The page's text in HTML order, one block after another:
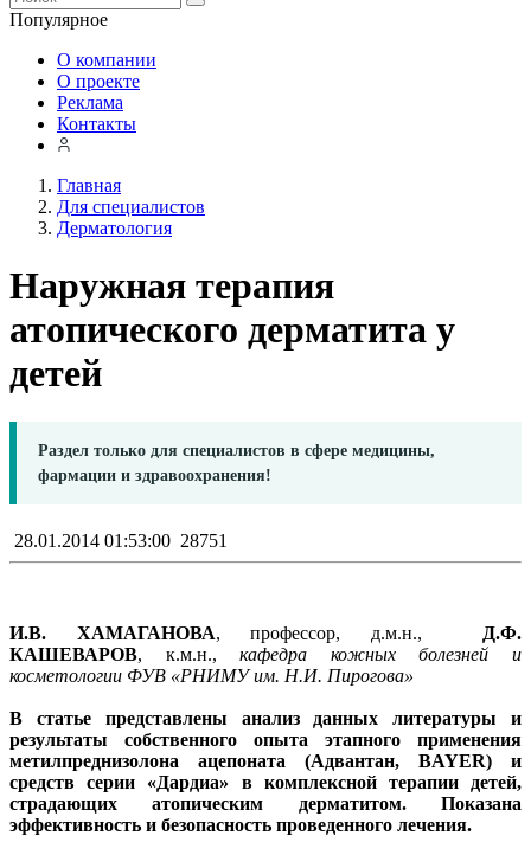
Популярное
О компании
О проекте
Реклама
Контакты
Главная
Для специалистов
Дерматология
Наружная терапия
атопического дерматита у
детей
Раздел только для специалистов в сфере медицины,
фармации и здравоохранения!
28.01.2014 01:53:00 28751
И.В. ХАМАГАНОВА, профессор, д.м.н.,
Д.Ф.
КАШЕВАРОВ, к.м.н.,кафедра кожных болезней и
косметологии ФУВ «РНИМУ им. Н.И. Пирогова»
В статье представлены анализ данных литературы и
результаты собственного опыта этапного применения
метилпреднизолона ацепоната (Адвантан, BAYER) и
средств серии «Дардиа» в комплексной терапии детей,
страдающих атопическим дерматитом. Показана
эффективность и безопасность проведенного лечения.